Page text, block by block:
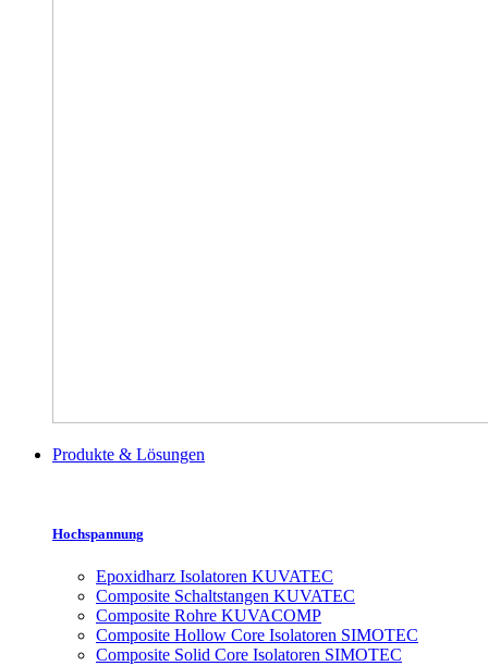
Produkte & Lösungen
Hochspannung
Epoxidharz Isolatoren KUVATEC
Composite Schaltstangen KUVATEC
Composite Rohre KUVACOMP
Composite Hollow Core Isolatoren SIMOTEC
Composite Solid Core Isolatoren SIMOTEC